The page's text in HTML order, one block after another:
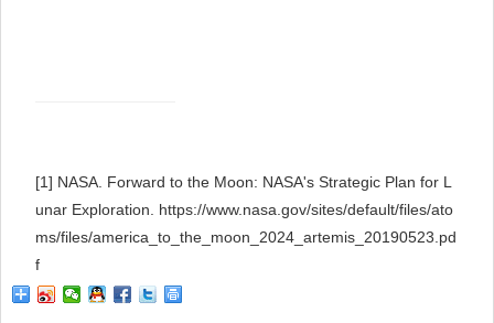
[1] NASA. Forward to the Moon: NASA's Strategic Plan for L
unar Exploration. https://www.nasa.gov/sites/default/files/ato
ms/files/america_to_the_moon_2024_artemis_20190523.pd
f